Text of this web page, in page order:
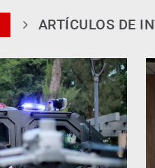
ARTÍCULOS DE